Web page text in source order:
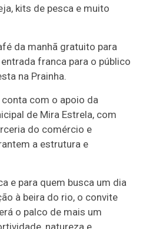
kits de pesca e muito
da manhã gratuito para
franca para o público
na Prainha.
conta com o apoio da
de Mira Estrela, com
do comércio e
a estrutura e
e para quem busca um dia
à beira do rio, o convite
o palco de mais um
natureza e